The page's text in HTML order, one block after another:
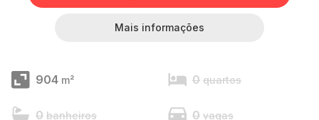
Mais informações
904 m² 0 quartos
0 banheiros 0 vagas